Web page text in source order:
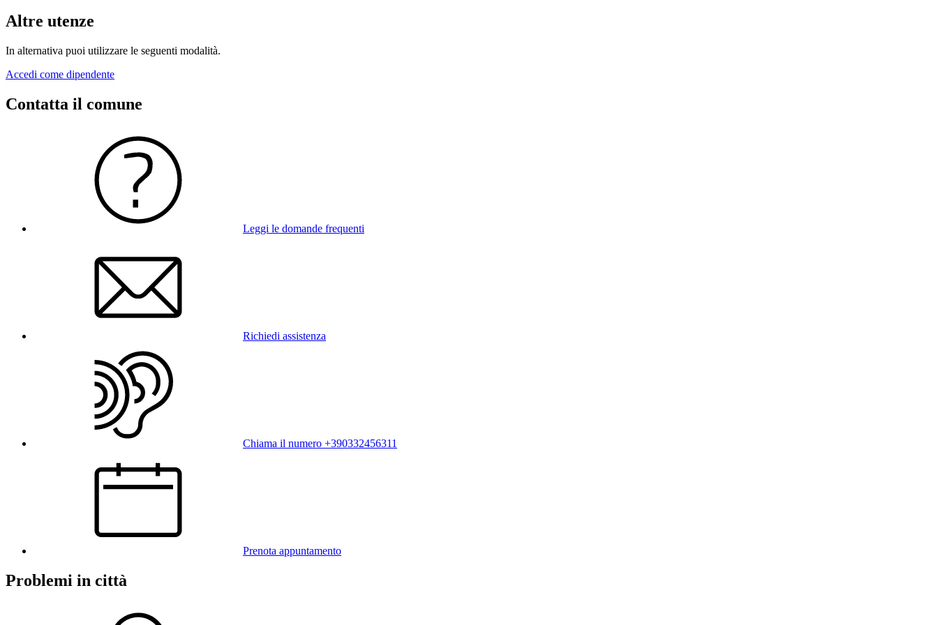
Altre utenze
In alternativa puoi utilizzare le seguenti modalità.
Accedi come dipendente
Contatta il comune
Leggi le domande frequenti
Richiedi assistenza
Chiama il numero +390332456311
Prenota appuntamento
Problemi in città